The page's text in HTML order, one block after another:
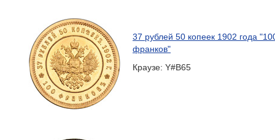
37 рублей 50 копеек 1902 года
франков"
Краузе: Y#B65